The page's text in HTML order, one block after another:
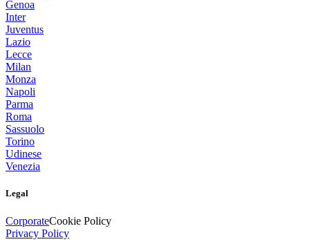
Genoa
Inter
Juventus
Lazio
Lecce
Milan
Monza
Napoli
Parma
Roma
Sassuolo
Torino
Udinese
Venezia
Legal
CorporateCookie Policy
Privacy Policy